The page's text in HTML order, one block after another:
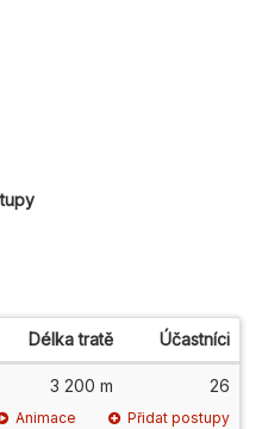
Délka tratě Účastníci
3 200 m 26
Animace Přidat postupy